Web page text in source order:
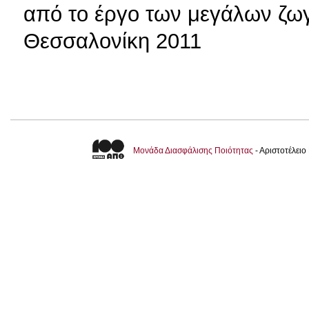
από το έργο των μεγάλων
Θεσσαλονίκη 2011
Μονάδα Διασφάλισης Ποιότητας -